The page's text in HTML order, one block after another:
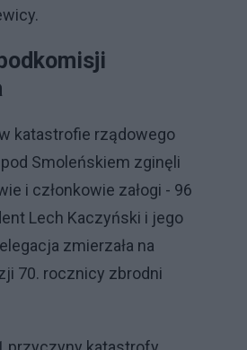
katastrofie rządowego
Smoleńskiem zginęli
i członkowie załogi - 96
Lech Kaczyński i jego
zmierzała na
70. rocznicy zbrodni